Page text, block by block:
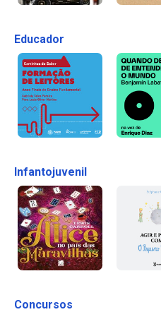
Educador
Infantojuvenil
Concursos